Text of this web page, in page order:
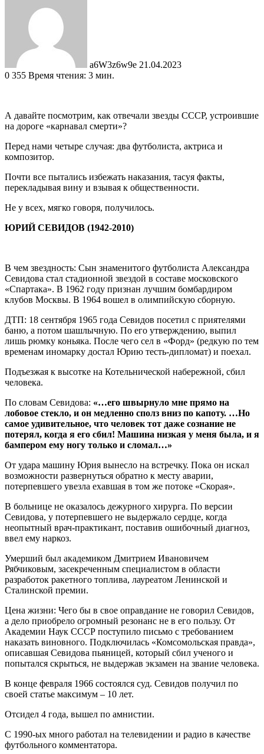
a6W3z6w9e 21.04.2023
0 355 Время чтения: 3 мин.
А давайте посмотрим, как отвечали звезды СССР, устроившие
на дороге «карнавал смерти»?
Перед нами четыре случая: два футболиста, актриса и
композитор.
Почти все пытались избежать наказания, тасуя факты,
перекладывая вину и взывая к общественности.
Не у всех, мягко говоря, получилось.
ЮРИЙ СЕВИДОВ (1942-2010)
В чем звездность: Сын знаменитого футболиста Александра
Севидова стал стадионной звездой в составе московского
«Спартака». В 1962 году признан лучшим бомбардиром
клубов Москвы. В 1964 вошел в олимпийскую сборную.
ДТП: 18 сентября 1965 года Севидов посетил с приятелями
баню, а потом шашлычную. По его утверждению, выпил
лишь рюмку коньяка. После чего сел в «Форд» (редкую по тем
временам иномарку достал Юрию тесть-дипломат) и поехал.
Подъезжая к высотке на Котельнической набережной, сбил
человека.
По словам Севидова: «…его швырнуло мне прямо на
лобовое стекло, и он медленно сполз вниз по капоту. …Но
самое удивительное, что человек тот даже сознание не
потерял, когда я его сбил! Машина низкая у меня была, и я
бампером ему ногу только и сломал…»
От удара машину Юрия вынесло на встречку. Пока он искал
возможности развернуться обратно к месту аварии,
потерпевшего увезла ехавшая в том же потоке «Скорая».
В больнице не оказалось дежурного хирурга. По версии
Севидова, у потерпевшего не выдержало сердце, когда
неопытный врач-практикант, поставив ошибочный диагноз,
ввел ему наркоз.
Умерший был академиком Дмитрием Ивановичем
Рябчиковым, засекреченным специалистом в области
разработок ракетного топлива, лауреатом Ленинской и
Сталинской премии.
Цена жизни: Чего бы в свое оправдание не говорил Севидов,
а дело приобрело огромный резонанс не в его пользу. От
Академии Наук СССР поступило письмо с требованием
наказать виновного. Подключилась «Комсомольская правда»,
описавшая Севидова пьяницей, который сбил ученого и
попытался скрыться, не выдержав экзамен на звание человека.
В конце февраля 1966 состоялся суд. Севидов получил по
своей статье максимум – 10 лет.
Отсидел 4 года, вышел по амнистии.
С 1990-ых много работал на телевидении и радио в качестве
футбольного комментатора.